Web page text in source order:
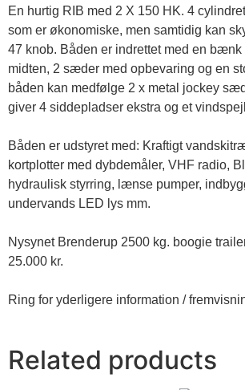
En hurtig RIB med 2 X 150 HK. 4
som er økonomiske, men samtidig kan
47 knob. Båden er indrettet med en bænk
midten, 2 sæder med opbevaring og en
båden kan medfølge 2 x metal jockey
giver 4 siddepladser ekstra og et
Båden er udstyret med: Kraftigt
kortplotter med dybdemåler, VHF radio,
hydraulisk styrring, lænse pumper,
undervands LED lys mm.
Nysynet Brenderup 2500 kg. boogie
25.000 kr.
Ring for yderligere information /
Related products